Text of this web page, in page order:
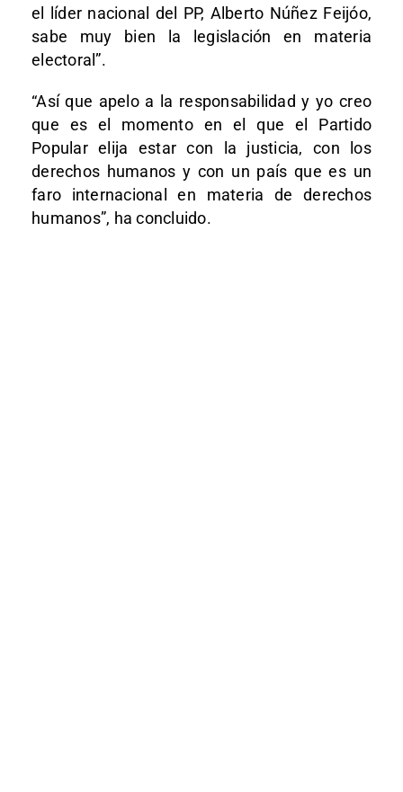
el líder nacional del PP, Alberto Núñez Feijóo,
sabe muy bien la legislación en materia
electoral”.
“Así que apelo a la responsabilidad y yo creo
que es el momento en el que el Partido
Popular elija estar con la justicia, con los
derechos humanos y con un país que es un
faro internacional en materia de derechos
humanos”, ha concluido.